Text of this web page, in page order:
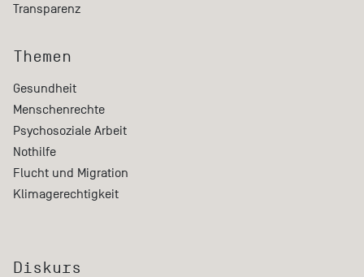
Transparenz
Themen
Gesundheit
Menschenrechte
Psychosoziale Arbeit
Nothilfe
Flucht und Migration
Klimagerechtigkeit
Diskurs